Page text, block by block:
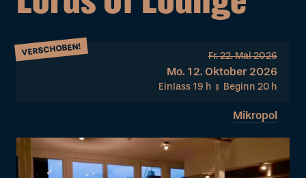
VERSCHOBEN! Fr. 22. Mai 2026
Mo. 12. Oktober 2026
Einlass 19 h Beginn 20 h
Mikropol